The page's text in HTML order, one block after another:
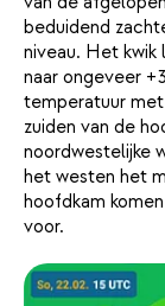
beduidend
niveau. Het
naar ongeveer
temperatuur
zuiden van de
noordwestelijke
het westen het
hoofdkam
voor.